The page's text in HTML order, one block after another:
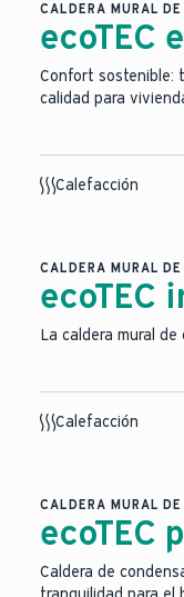
CALDERA MURAL
ecoTEC
Confort sostenible:
calidad para
Calefacción
CALDERA MURAL
ecoTEC
La caldera mural
Calefacción
CALDERA MURAL
ecoTEC
Caldera de